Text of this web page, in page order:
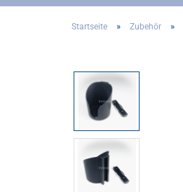
Aluprofil 20 Slot 5
Startseite » Zubehör »